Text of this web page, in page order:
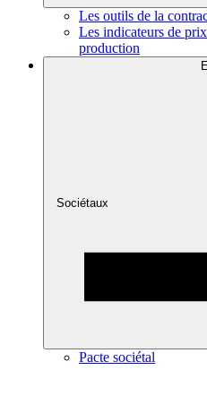
Les outils de la
Les indicateurs de
production
Sociétaux
Pacte sociétal